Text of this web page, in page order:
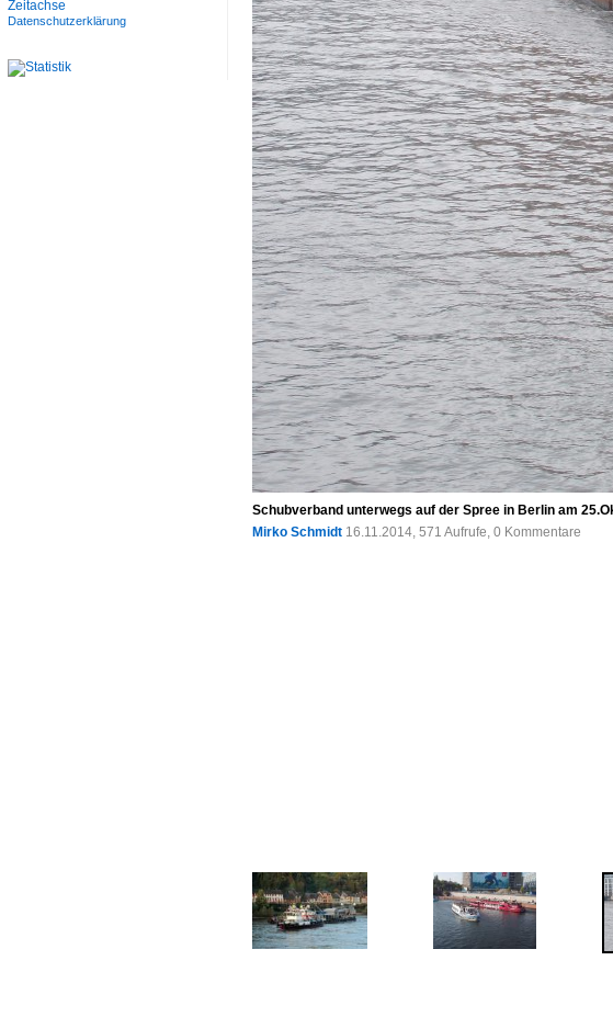
Schubverband unterwegs auf der Spree in Berlin am
Mirko Schmidt 16.11.2014, 571 Aufrufe, 0 Kommentare
Zeitachse
Datenschutzerklärung